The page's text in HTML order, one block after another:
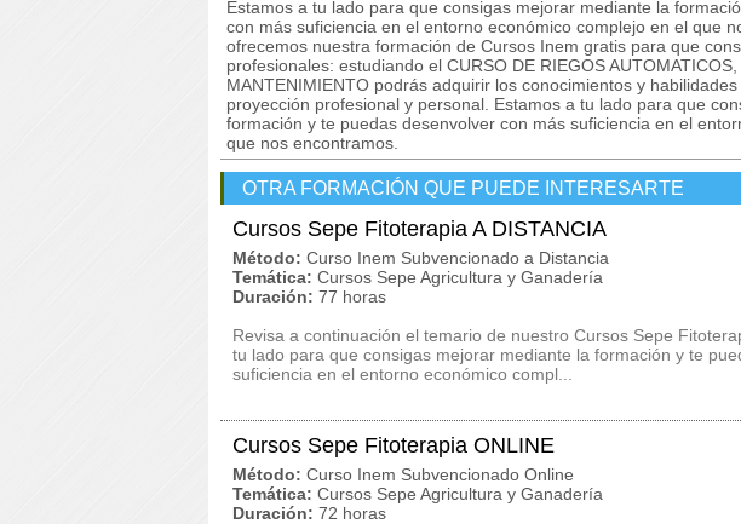
Estamos a tu lado para que consigas mejorar mediante la
con más suficiencia en el entorno económico complejo en el que
ofrecemos nuestra formación de Cursos Inem gratis para que
profesionales: estudiando el CURSO DE RIEGOS
MANTENIMIENTO podrás adquirir los conocimientos y
proyección profesional y personal. Estamos a tu lado para que
formación y te puedas desenvolver con más suficiencia en el
que nos encontramos.
OTRA FORMACIÓN QUE PUEDE INTERESARTE
Cursos Sepe Fitoterapia A DISTANCIA
Método: Curso Inem Subvencionado a Distancia
Temática: Cursos Sepe Agricultura y Ganadería
Duración: 77 horas
Revisa a continuación el temario de nuestro Cursos Sepe
tu lado para que consigas mejorar mediante la formación y te
suficiencia en el entorno económico compl...
Cursos Sepe Fitoterapia ONLINE
Método: Curso Inem Subvencionado Online
Temática: Cursos Sepe Agricultura y Ganadería
Duración: 72 horas